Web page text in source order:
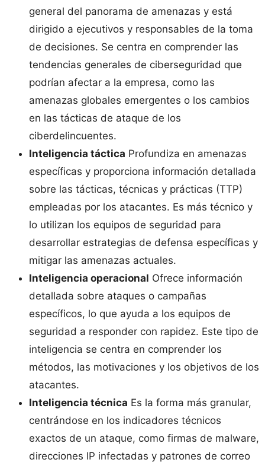
general del panorama de amenazas y está
dirigido a ejecutivos y responsables de la toma
de decisiones. Se centra en comprender las
tendencias generales de ciberseguridad que
podrían afectar a la empresa, como las
amenazas globales emergentes o los cambios
en las tácticas de ataque de los
ciberdelincuentes.
Inteligencia táctica Profundiza en amenazas
específicas y proporciona información detallada
sobre las tácticas, técnicas y prácticas (TTP)
empleadas por los atacantes. Es más técnico y
lo utilizan los equipos de seguridad para
desarrollar estrategias de defensa específicas y
mitigar las amenazas actuales.
Inteligencia operacional Ofrece información
detallada sobre ataques o campañas
específicos, lo que ayuda a los equipos de
seguridad a responder con rapidez. Este tipo de
inteligencia se centra en comprender los
métodos, las motivaciones y los objetivos de los
atacantes.
Inteligencia técnica Es la forma más granular,
centrándose en los indicadores técnicos
exactos de un ataque, como firmas de malware,
direcciones IP infectadas y patrones de correo